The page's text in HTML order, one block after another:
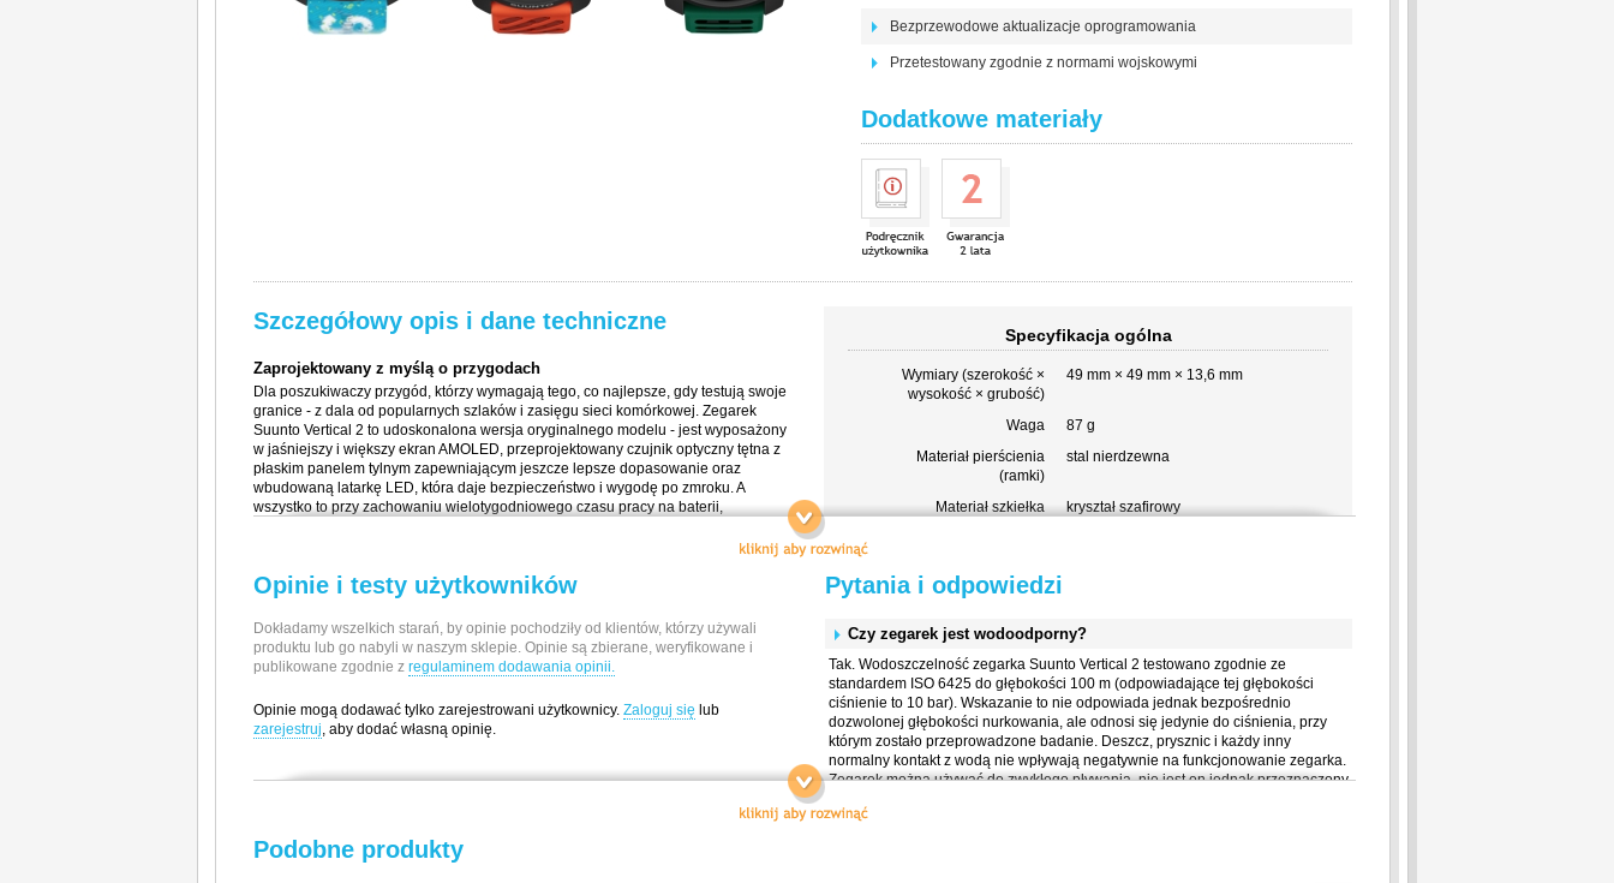
Bezprzewodowe aktualizacje oprogramowania
Przetestowany zgodnie z normami wojskowymi
Dodatkowe materiały
Szczegółowy opis i dane techniczne
Zaprojektowany z myślą o przygodach
Dla poszukiwaczy przygód, którzy wymagają tego, co najlepsze, gdy testują swoje
granice - z dala od popularnych szlaków i zasięgu sieci komórkowej. Zegarek
Suunto Vertical 2 to udoskonalona wersja oryginalnego modelu - jest wyposażony
w jaśniejszy i większy ekran AMOLED, przeprojektowany czujnik optyczny tętna z
płaskim panelem tylnym zapewniającym jeszcze lepsze dopasowanie oraz
wbudowaną latarkę LED, która daje bezpieczeństwo i wygodę po zmroku. A
wszystko to przy zachowaniu wielotygodniowego czasu pracy na baterii,
rodzina modeli Vertical. Od planowania i trenowania po realizację - zegarek
Stworzony z myślą o wytrzymałości
Kiedy jesteś w samym środku wydarzeń, potrzebujesz sprzętu, któremu możesz
zaufać bez wahania. Zegarek Suunto Vertical 2 jest odporny na zadrapania i
otarcia podczas wspinaczki po skalistym terenie, a dzięki wodoodporności do 100
ułatwia nawigację zarówno w słabym, jak i zbyt jaskrawym świetle, a interfejs jest
łatwy w obsłudze - wystarczy nacisnąć przycisk, nawet nie zdejmując rękawiczek.
Ten zegarek, zaprojektowany z myślą o przygodach sprawdzi się w każdych
Specyfikacja ogólna
Wymiary (szerokość ×
wysokość × grubość)
49 mm × 49 mm × 13,6 mm
Waga
87 g
Materiał pierścienia
(ramki)
stal nierdzewna
Materiał szkiełka
kryształ szafirowy
Kolor koperty
Szerokość paska
22 mm
Rozmiary nadgarstka
125 mm - 175 mm (dodatkowy
opcjonalny pasek - 215 mm)
Zintegrowany
nadgarstkowy pomiar
Tak
Opinie i testy użytkowników
Dokładamy wszelkich starań, by opinie pochodziły od klientów, którzy używali
produktu lub go nabyli w naszym sklepie. Opinie są zbierane, weryfikowane i
publikowane zgodnie z regulaminem dodawania opinii.
Opinie mogą dodawać tylko zarejestrowani użytkownicy. Zaloguj się lub
zarejestruj, aby dodać własną opinię.
Producent / Importer
Tammiston Kauppatie 7A
Pytania i odpowiedzi
Czy zegarek jest wodoodporny?
Tak. Wodoszczelność zegarka Suunto Vertical 2 testowano zgodnie ze
standardem ISO 6425 do głębokości 100 m (odpowiadające tej głębokości
ciśnienie to 10 bar). Wskazanie to nie odpowiada jednak bezpośrednio
dozwolonej głębokości nurkowania, ale odnosi się jedynie do ciśnienia, przy
którym zostało przeprowadzone badanie. Deszcz, prysznic i każdy inny
normalny kontakt z wodą nie wpływają negatywnie na funkcjonowanie zegarka.
Zegarek można używać do zwykłego pływania, nie jest on jednak przeznaczony
Podobne produkty